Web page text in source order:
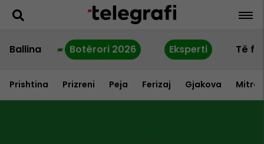
Ballina Botërori 2026 Eksperti Të
Prishtina Prizreni Peja Ferizaj Gjakova